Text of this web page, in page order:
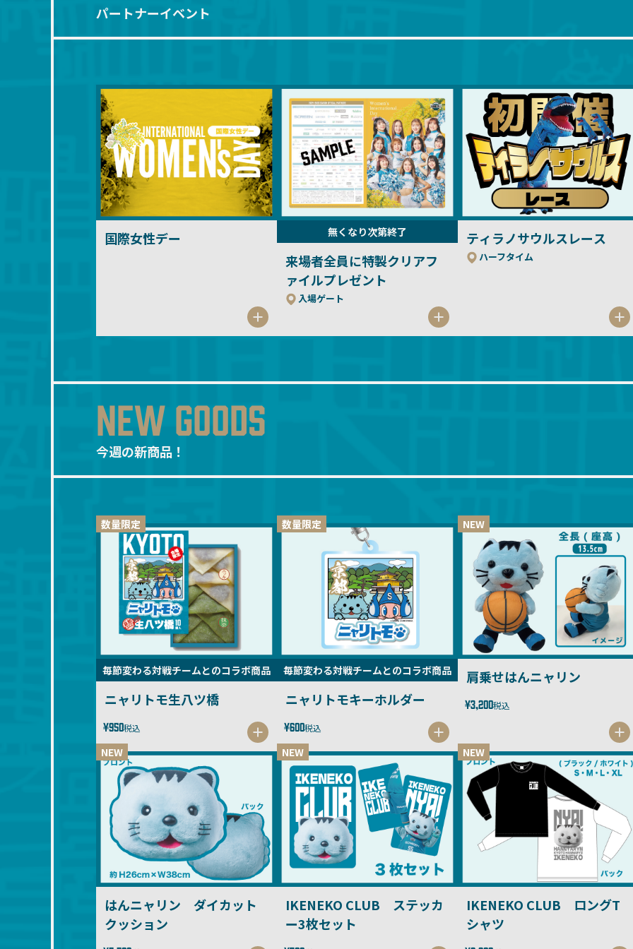
パートナーイベント
国際女性デー 無くなり次第終了
来場者全員に特製クリアフ
ァイルプレゼント
入場ゲート
ティラノサウルスレース
ハーフタイム
NEW GOODS
今週の新商品！
毎節変わる対戦チームとのコラボ商品
数量限定
ニャリトモ生八ツ橋
¥950税込
毎節変わる対戦チームとのコラボ商品
数量限定
ニャリトモキーホルダー
¥600税込
NEW
肩乗せはんニャリン
¥3,200税込
NEW
はんニャリン ダイカット
クッション
NEW
IKENEKO CLUB ステッカ
ー3枚セット
NEW
IKENEKO CLUB ロングT
シャツ